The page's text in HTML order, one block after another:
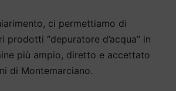
ci permettiamo di
prodotti “depuratore d’acqua” in
più ampio, diretto e accettato
di Montemarciano.